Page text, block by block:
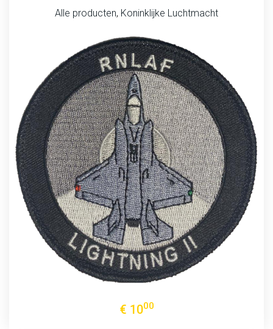
Alle producten, Koninklijke Luchtmacht
€ 1000